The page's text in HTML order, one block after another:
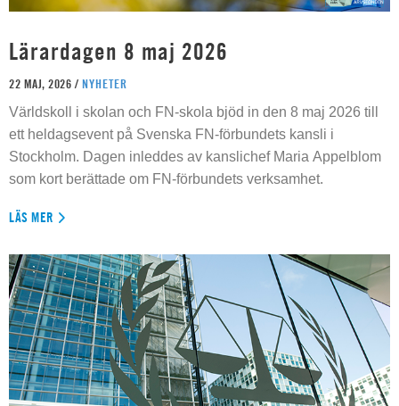
Lärardagen 8 maj 2026
22 MAJ, 2026 / NYHETER
Världskoll i skolan och FN-skola bjöd in den 8 maj 2026 till
ett heldagsevent på Svenska FN-förbundets kansli i
Stockholm. Dagen inleddes av kanslichef Maria Appelblom
som kort berättade om FN-förbundets verksamhet.
LÄS MER